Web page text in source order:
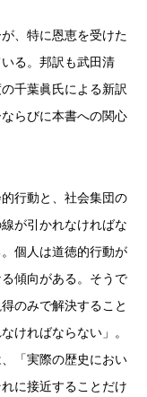
、特に恩恵を受けた
る。邦訳も武田清
千葉眞氏による新訳
らびに本書への関心
行動と、社会集団の
が引かれなければな
個人は道徳的行動が
傾向がある。そうで
のみで解決すること
ければならない」。
「実際の歴史におい
に接近することだけ